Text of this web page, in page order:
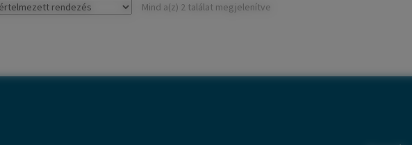
Mind a(z) 2 találat megjelenítve